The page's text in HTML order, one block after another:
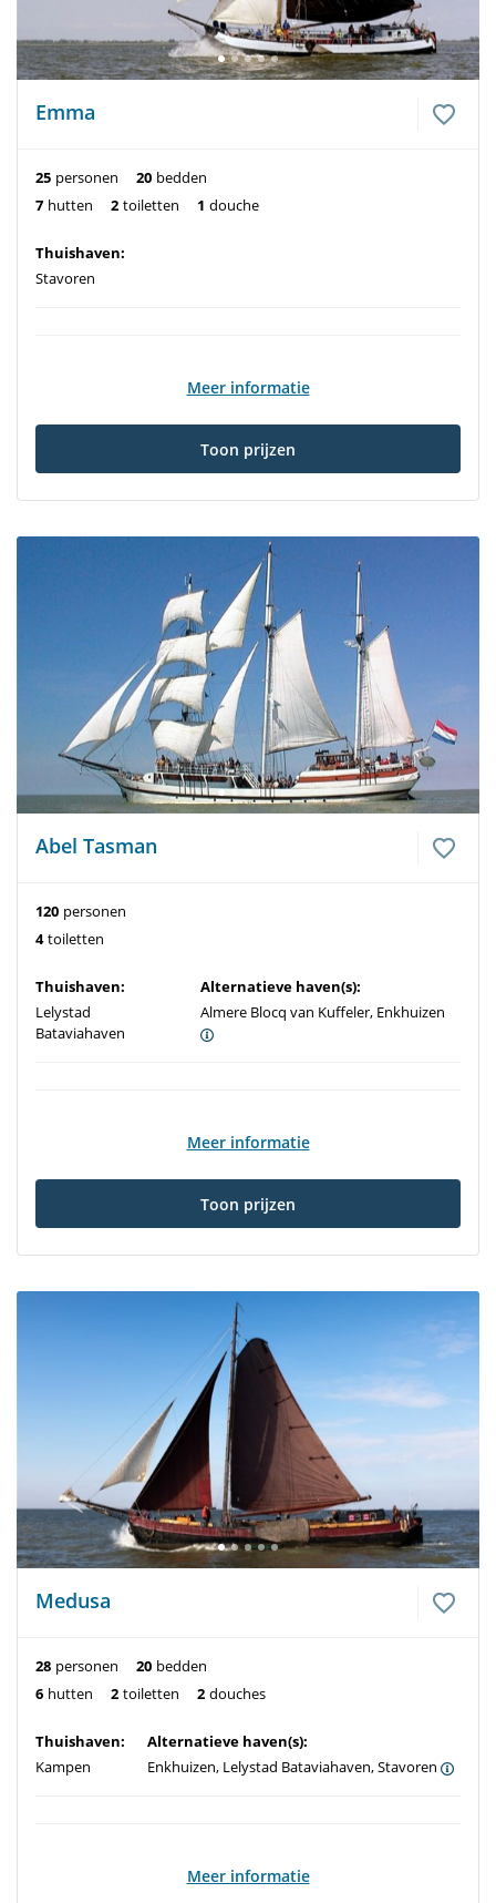
Emma
25 personen 20 bedden
7 hutten 2 toiletten 1 douche
Thuishaven:
Stavoren
Meer informatie
Toon prijzen
Abel Tasman
120 personen
4 toiletten
Thuishaven:
Lelystad
Bataviahaven
Alternatieve haven(s):
Almere Blocq van Kuffeler, Enkhuizen
Meer informatie
Toon prijzen
Medusa
28 personen 20 bedden
6 hutten 2 toiletten 2 douches
Thuishaven:
Kampen
Alternatieve haven(s):
Enkhuizen, Lelystad Bataviahaven, Stavoren
Meer informatie